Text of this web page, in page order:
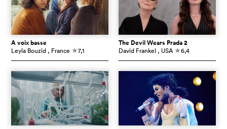
À voix basse
Leyla Bouzid , France c7,1
The Devil Wears Prada 2
David Frankel , USA c6,4